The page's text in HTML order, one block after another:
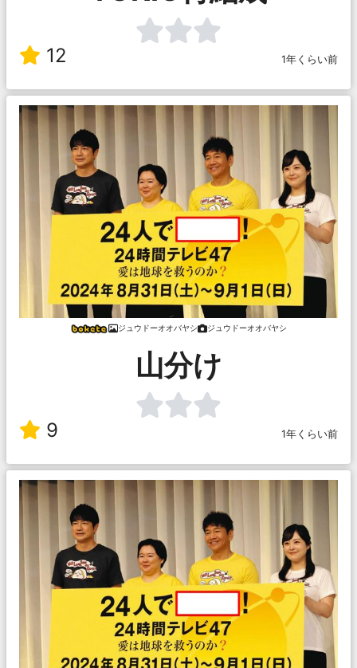
12 1年くらい前
ジュウドーオオバヤシ ジュウドーオオバヤシ
山分け
9 1年くらい前